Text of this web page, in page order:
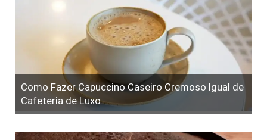
Como Fazer Capuccino Caseiro Cremoso Igual de
Cafeteria de Luxo